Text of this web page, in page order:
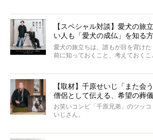
とりを目の当たりにするほどに、
愛がわたしたちのそれとまったく
だかうれしくなってしまったのでし
春奈さんとアムちゃんのすてきな暮
小西がいつくしみながら、切り取
【スペシャル対談】愛犬の旅
い人も「愛犬の成仏」を知る
はやとも×PELI】
愛犬の旅立ちは、誰もが目を背け
前に知っておくこと、考えておく
力をもつお笑い芸人「シークエン
犬の旅立ちや供養についてインタビ
インタビュアー兼対談相手は、大
識にも長けているPELIさん。
「愛犬が旅立ったあと、ベッドや
【取材】千原せいじ「また会
僧侶として伝える、希望の葬儀
お笑いコンビ「千原兄弟」のツッ
いじさん。